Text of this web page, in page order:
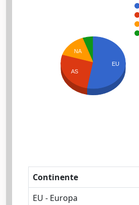
NA
AS
EU
Continente
EU - Europa